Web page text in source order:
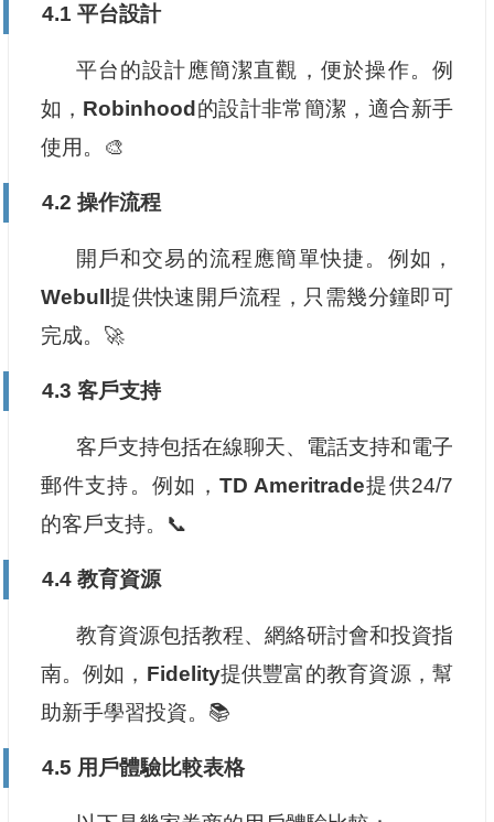
4.1 平台設計
平台的設計應簡潔直觀，便於操作。例
如， Robinhood 的設計非常簡潔，適合新手
使用。🎨
4.2 操作流程
開戶和交易的流程應簡單快捷。例如，
Webull 提供快速開戶流程，只需幾分鐘即可
完成。🚀
4.3 客戶支持
客戶支持包括在線聊天、電話支持和電子
郵件支持。例如， TD Ameritrade提供24/7
的客戶支持。📞
4.4 教育資源
教育資源包括教程、網絡研討會和投資指
南。例如， Fidelity提供豐富的教育資源，幫
助新手學習投資。📚
4.5 用戶體驗比較表格